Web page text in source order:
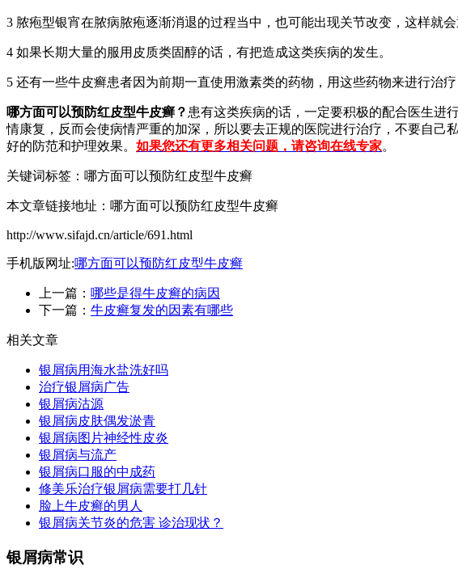
3 脓疱型银宵在脓病脓疱逐渐消退的过程当中，也可能出现关节改变，这样就会
4 如果长期大量的服用皮质类固醇的话，有把造成这类疾病的发生。
5 还有一些牛皮癣患者因为前期一直使用激素类的药物，用这些药物来进行治
哪方面可以预防红皮型牛皮癣？ 患有这类疾病的话，一定要积极的配合医生进
情康复，反而会使病情严重的加深，所以要去正规的医院进行治疗，不要自
好的防范和护理效果。 如果您还有更多相关问题，请咨询在线专家。
关键词标签：哪方面可以预防红皮型牛皮癣
本文章链接地址：哪方面可以预防红皮型牛皮癣
http://www.sifajd.cn/article/691.html
手机版网址:哪方面可以预防红皮型牛皮癣
上一篇： 哪些是得牛皮癣的病因
下一篇： 牛皮癣复发的因素有哪些
相关文章
银屑病用海水盐洗好吗
治疗银屑病广告
银屑病沽源
银屑病皮肤偶发淤青
银屑病图片神经性皮炎
银屑病与流产
银屑病口服的中成药
修美乐治疗银屑病需要打几针
脸上牛皮癣的男人
银屑病关节炎的危害 诊治现状？
银屑病常识